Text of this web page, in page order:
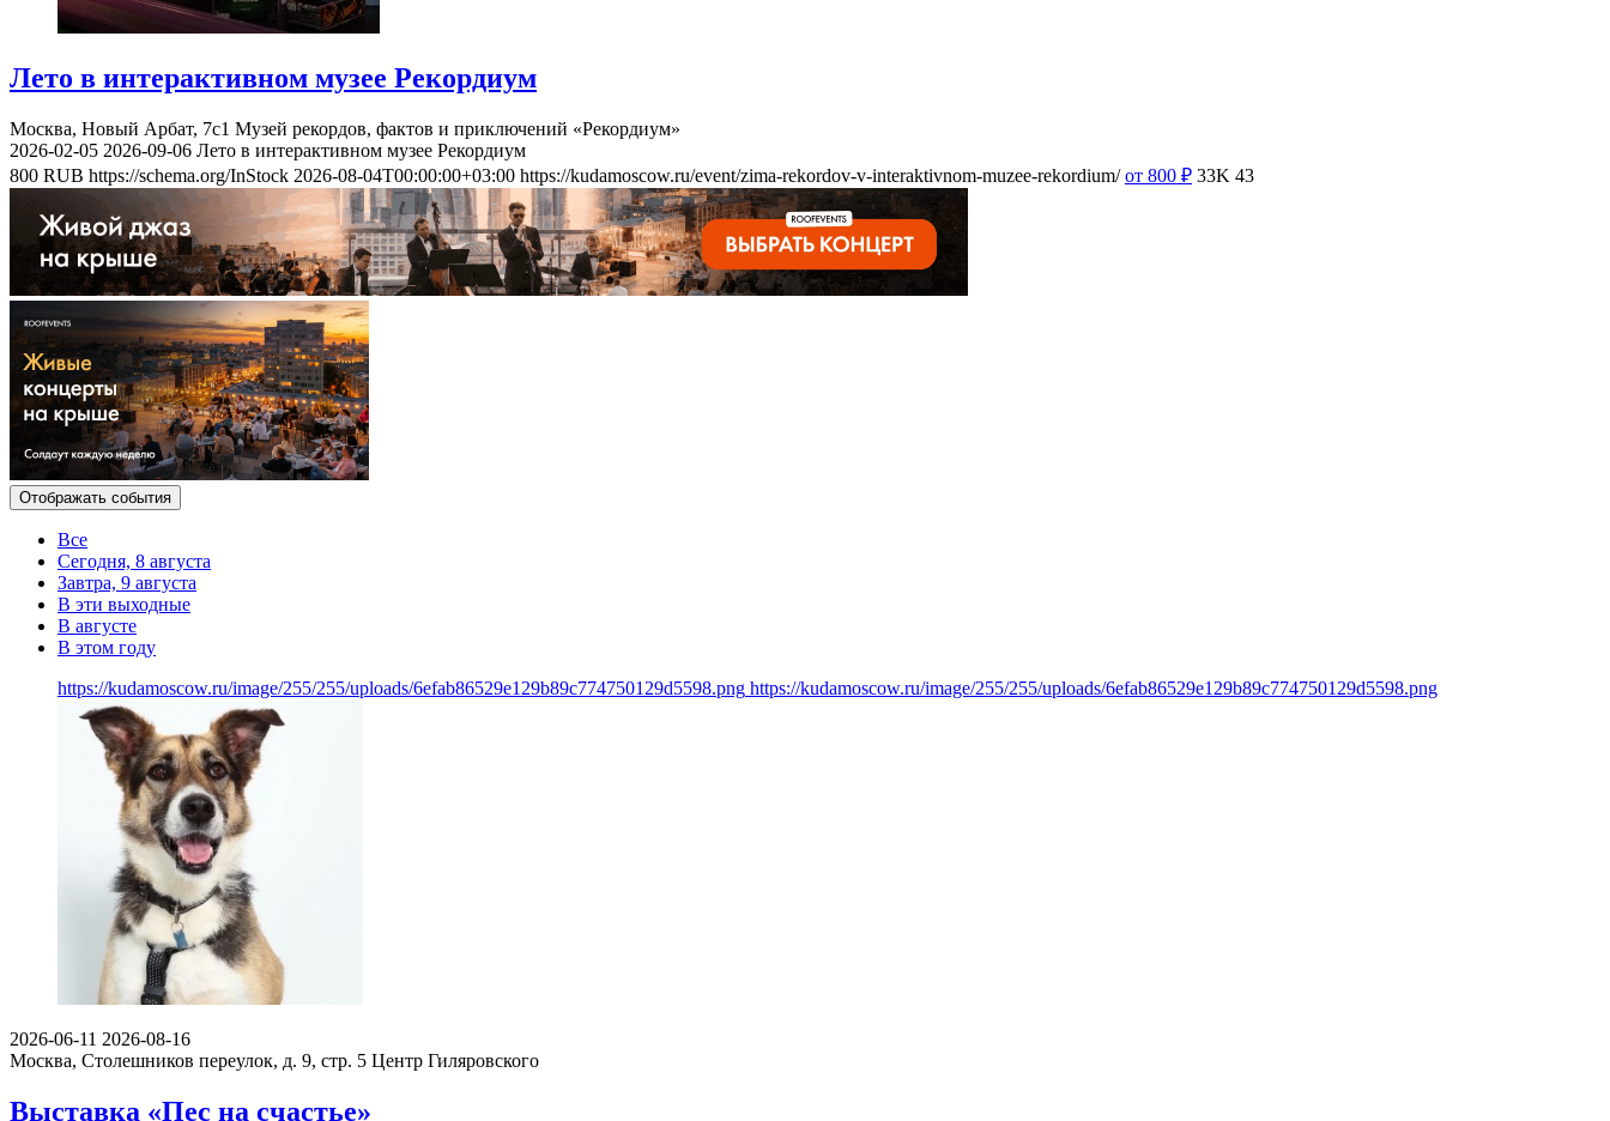
Лето в интерактивном музее Рекордиум
Москва, Новый Арбат, 7с1 Музей рекордов, фактов и приключений «Рекордиум»
2026-02-05 2026-09-06 Лето в интерактивном музее Рекордиум
800 RUB https://schema.org/InStock 2026-08-04T00:00:00+03:00 https://kudamoscow.ru/event/zima-rekordov-v-interaktivnom-muzee-rekordium/ от 800 ₽ 33K 43
Отображать события
Все
Сегодня, 8 августа
Завтра, 9 августа
В эти выходные
В августе
В этом году
https://kudamoscow.ru/image/255/255/uploads/6efab86529e129b89c774750129d5598.png https://kudamoscow.ru/image/255/255/uploads/6efab86529e129b89c774750129d5598.png
2026-06-11 2026-08-16
Москва, Столешников переулок, д. 9, стр. 5 Центр Гиляровского
Выставка «Пес на счастье»